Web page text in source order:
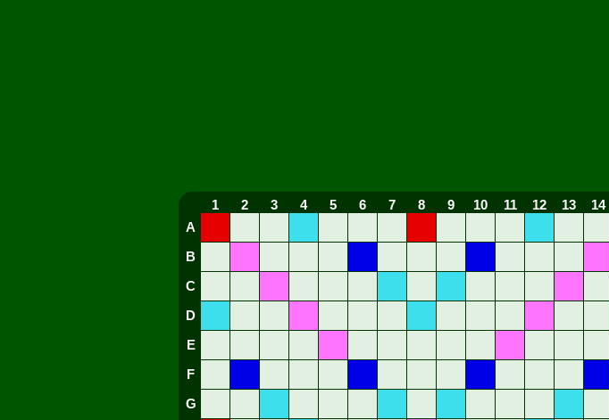
1 2 3 4 5 6 7 8 9 10 11 12 13 14
A
B
C
D
E
F
G